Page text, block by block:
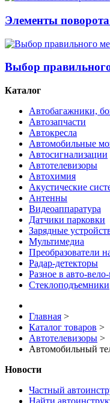
Элементы
Выбор
Каталог
Автобагажники,
Автозапчасти
Автокресла
Автомобильные
Автосигнализации
Автотелевизоры
Автохимия
Акустические
Антенны
Видеоаппаратура
Датчики парковки
Зарядные
Мультимедиа
Преобразователи
Радар-детекторы
Разное в авто-
Стеклоподъемники
Главная >
Каталог товаров >
Автотелевизоры >
Автомобильный
Новости
Частный
Найти